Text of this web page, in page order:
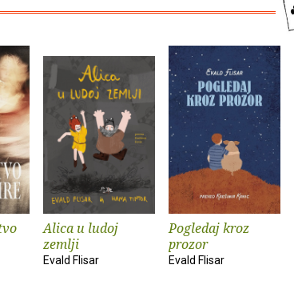
Alica u ludoj
zemlji
Evald Flisar
Pogledaj kroz
prozor
Evald Flisar